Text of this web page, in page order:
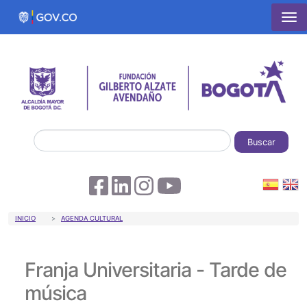
Pasar al contenido principal
Buscar
Sobrescribir enlaces de ayuda a la
INICIO AGENDA CULTURAL
Franja Universitaria - Tarde de
música